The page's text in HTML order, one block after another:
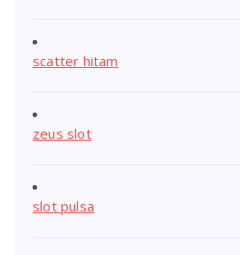
scatter hitam
zeus slot
slot pulsa